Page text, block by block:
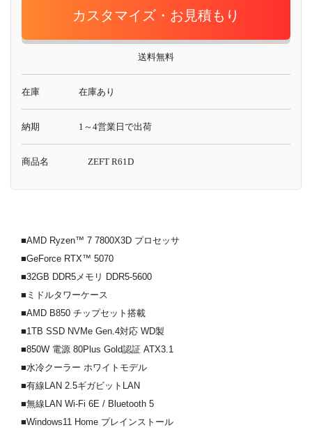
カスタマイズ・お見積もり
送料無料
在庫 在庫あり
納期 1～4営業日で出荷
商品名 ZEFT R61D
■AMD Ryzen™ 7 7800X3D プロセッサ
■GeForce RTX™ 5070
■32GB DDR5メモリ DDR5-5600
■ミドルタワーケース
■AMD B850 チップセット搭載
■1TB SSD NVMe Gen.4対応 WD製
■850W 電源 80Plus Gold認証 ATX3.1
■水冷クーラー ホワイトモデル
■有線LAN 2.5ギガビットLAN
■無線LAN Wi-Fi 6E / Bluetooth 5
■Windows11 Home プレインストール